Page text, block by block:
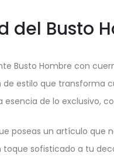
del Busto
Busto Hombre con
estilo que transforma
de lo exclusivo,
poseas un artículo que
sofisticado a tu